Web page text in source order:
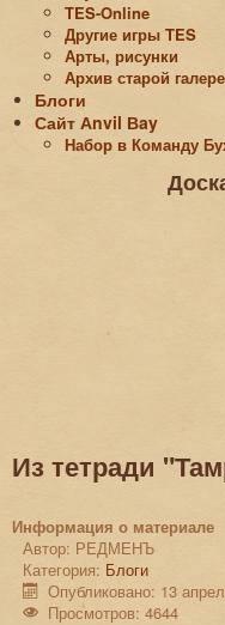
TES-Online
Другие игры TES
Арты, рисунки
Архив старой
Блоги
Сайт Аnvil Вay
Набор в Команду
Из тетради
Информация о материале
Автор: РЕДМЕНЪ
Категория: Блоги
Опубликовано: 13
Просмотров: 4644